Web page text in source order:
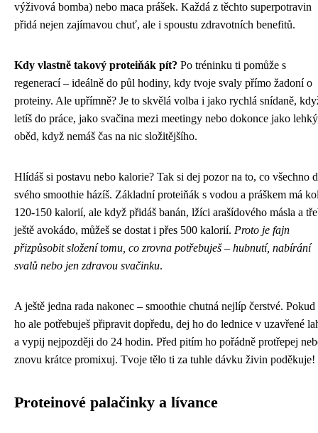
výživová bomba) nebo maca prášek. Každá z těchto superpotravin
přidá nejen zajímavou chuť, ale i spoustu zdravotních benefitů.
Kdy vlastně takový proteiňák pít? Po tréninku ti pomůže s
regenerací – ideálně do půl hodiny, kdy tvoje svaly přímo žadoní o
proteiny. Ale upřímně? Je to skvělá volba i jako rychlá snídaně,
letíš do práce, jako svačina mezi meetingy nebo dokonce jako lehký
oběd, když nemáš čas na nic složitějšího.
Hlídáš si postavu nebo kalorie? Tak si dej pozor na to, co všechno
svého smoothie házíš. Základní proteiňák s vodou a práškem má
120-150 kalorií, ale když přidáš banán, lžíci arašídového másla a
ještě avokádo, můžeš se dostat i přes 500 kalorií. Proto je fajn
přizpůsobit složení tomu, co zrovna potřebuješ – hubnutí, nabírání
svalů nebo jen zdravou svačinku.
A ještě jedna rada nakonec – smoothie chutná nejlíp čerstvé. Pokud
ho ale potřebuješ připravit dopředu, dej ho do lednice v uzavřené
a vypij nejpozději do 24 hodin. Před pitím ho pořádně protřepej
znovu krátce promixuj. Tvoje tělo ti za tuhle dávku živin poděkuje!
Proteinové palačinky a lívance